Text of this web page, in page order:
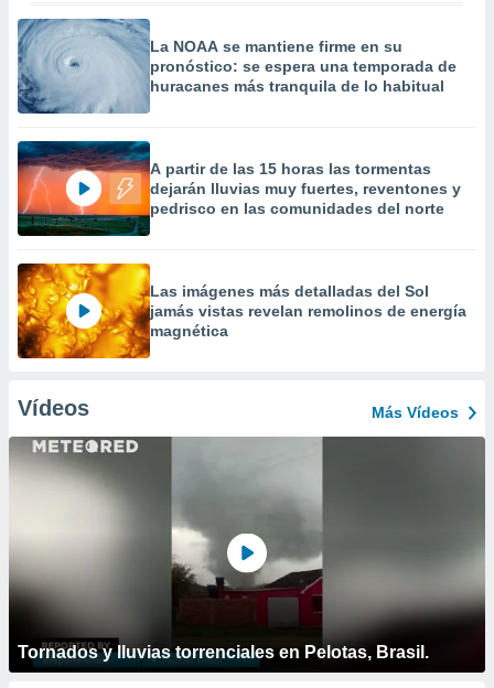
La NOAA se mantiene firme en su
pronóstico: se espera una temporada de
huracanes más tranquila de lo habitual
A partir de las 15 horas las tormentas
dejarán lluvias muy fuertes, reventones y
pedrisco en las comunidades del norte
Las imágenes más detalladas del Sol
jamás vistas revelan remolinos de energía
magnética
Vídeos Más Vídeos
Tornados y lluvias torrenciales en Pelotas, Brasil.